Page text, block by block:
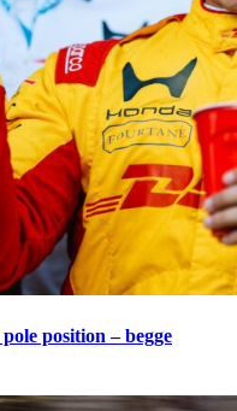
position – begge